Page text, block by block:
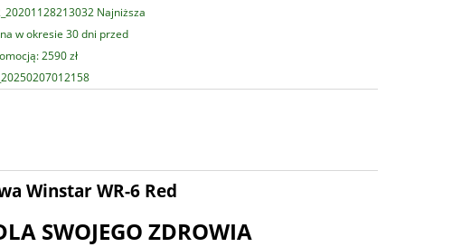
Najniższa
w okresie 30 dni przed
2590 zł
Winstar WR-6 Red
SWOJEGO ZDROWIA